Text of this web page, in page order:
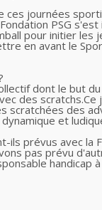
ces journées
Fondation PSG
pour initier les
en avant le
dont le but
des
scratchées des
et
prévus avec la
pas prévu
handicap